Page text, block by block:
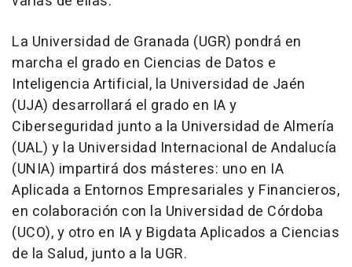
La Universidad de Granada (UGR) pondrá en
marcha el grado en Ciencias de Datos e
Inteligencia Artificial, la Universidad de Jaén
(UJA) desarrollará el grado en IA y
Ciberseguridad junto a la Universidad de Almería
(UAL) y la Universidad Internacional de Andalucía
(UNIA) impartirá dos másteres: uno en IA
Aplicada a Entornos Empresariales y Financieros,
en colaboración con la Universidad de Córdoba
(UCO), y otro en IA y Bigdata Aplicados a Ciencias
de la Salud, junto a la UGR.